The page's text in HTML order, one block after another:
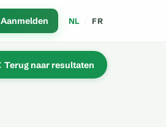
Aanmelden NL FR
Terug naar resultaten